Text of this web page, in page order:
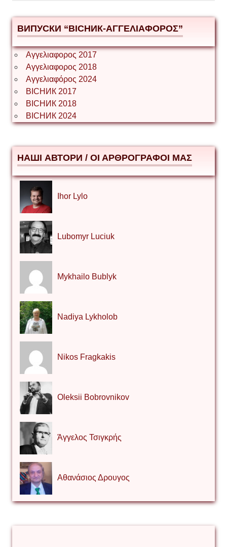
ВИПУСКИ “ВІСНИК-ΑΓΓΕΛΙΑΦΟΡΟΣ”
Αγγελιαφορος 2017
Αγγελιαφορος 2018
Αγγελιαφόρος 2024
ВІСНИК 2017
ВІСНИК 2018
ВІСНИК 2024
НАШІ АВТОРИ / ΟΙ ΑΡΘΡΟΓΡΑΦΟΙ ΜΑΣ
Ihor Lylo
Lubomyr Luciuk
Mykhailo Bublyk
Nadiya Lykholob
Nikos Fragkakis
Oleksii Bobrovnikov
Άγγελος Τσιγκρής
Αθανάσιος Δρουγος